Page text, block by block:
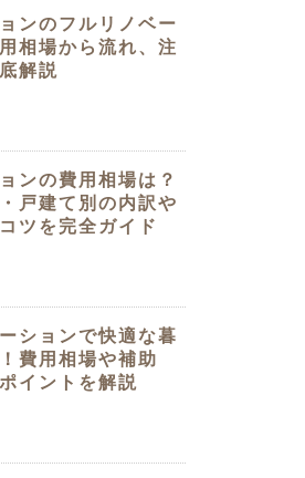
ンのフルリノベー
相場から流れ、注
解説
ンの費用相場は？
戸建て別の内訳や
ツを完全ガイド
ションで快適な暮
費用相場や補助
イントを解説